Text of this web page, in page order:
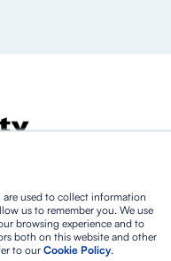
are used to collect information
us to remember you. We use
browsing experience and to
both on this website and other
to our Cookie Policy.
di utilizzo
Lifestyle
le molestie
Contatto